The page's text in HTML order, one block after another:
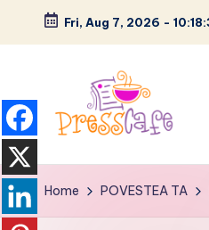
Skip
content
Fri, Aug 7, 2026 -
P
r
experientelor
urbane
Home POVESTEA TA